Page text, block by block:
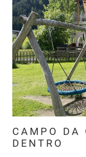
CAMPO DA
DENTRO